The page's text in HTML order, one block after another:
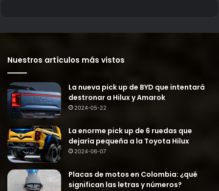
Nuestros artículos más vistos
La nueva pick up de BYD que intentará
destronar a Hilux y Amarok
2024-05-22
La enorme pick up de 6 ruedas que
dejaría pequeña a la Toyota Hilux
2024-06-07
Placas de motos en Colombia: ¿qué
significan las letras y números?